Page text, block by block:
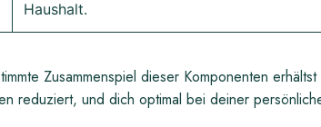
Haushalt.
Zusammenspiel dieser Komponenten
reduziert, und dich optimal bei deiner